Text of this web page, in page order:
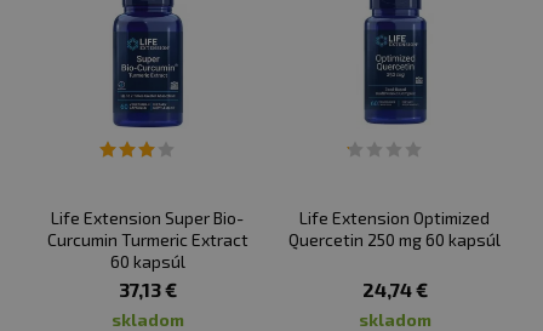
Life Extension Super Bio-
Curcumin Turmeric Extract
60 kapsúl
37,13 €
skladom
Life Extension Optimized
Quercetin 250 mg 60 kapsúl
24,74 €
skladom